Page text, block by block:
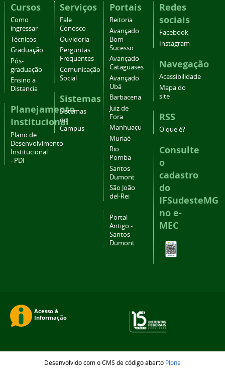
Cursos
Como
ingressar
Técnicos
Graduação
Pós-
graduação
Ensino a
Distancia
Planejamento
Institucional
Plano de
Desenvolvimento
Institucional
- PDI
Serviços
Fale
Conosco
Ouvidoria
Perguntas
Frequentes
Comunicação
Social
Sistemas
Sistemas
do
Campus
Portais
Reitoria
Avançado
Bom
Sucesso
Avançado
Cataguases
Avançado
Ubá
Barbacena
Juiz de
Fora
Manhuaçu
Muriaé
Rio
Pomba
Santos
Dumont
São João
del-Rei
Portal
Antigo -
Santos
Dumont
Redes
sociais
Facebook
Instagram
Navegação
Acessibilidade
Mapa do
site
RSS
O que é?
Consulte
o
cadastro
do
IFSudesteMG
no e-
MEC
Desenvolvido com o CMS de código aberto Plone